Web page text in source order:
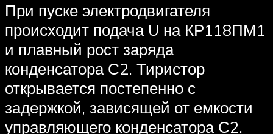
При пуске электродвигателя
происходит подача U на КР118ПМ1
и плавный рост заряда
конденсатора С2. Тиристор
открывается постепенно с
задержкой, зависящей от емкости
управляющего конденсатора С2.